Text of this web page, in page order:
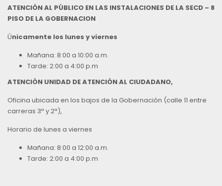
ATENCIÓN AL PÚBLICO EN LAS INSTALACIONES DE LA SECD – 8
PISO DE LA GOBERNACION
Únicamente los lunes y viernes
Mañana: 8:00 a 10:00 a.m.
Tarde: 2:00 a 4:00 p.m
ATENCIÓN UNIDAD DE ATENCIÓN AL CIUDADANO,
Oficina ubicada en los bajos de la Gobernación (calle 11 entre
carreras 3ª y 2ª),
Horario de lunes a viernes
Mañana: 8:00 a 12:00 a.m.
Tarde: 2:00 a 4:00 p.m